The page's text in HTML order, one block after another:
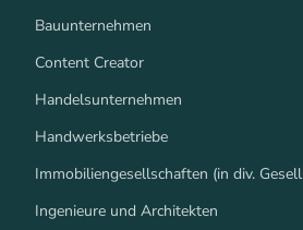
Bauunternehmen
Content Creator
Handelsunternehmen
Handwerksbetriebe
Immobiliengesellschaften (in div.
Ingenieure und Architekten